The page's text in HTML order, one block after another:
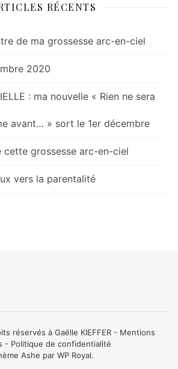
RÉCENTS
de ma grossesse arc-en-ciel
2020
: ma nouvelle « Rien ne sera
avant… » sort le 1er décembre
cette grossesse arc-en-ciel
vers la parentalité
réservés à Gaëlle KIEFFER - Mentions
- Politique de confidentialité
Ashe par WP Royal.